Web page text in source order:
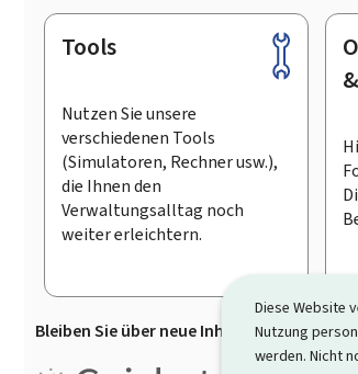
Diese Website
Nutzung
werden. Nicht
Footer
Tools
Nutzen Sie unsere
verschiedenen Tools
(Simulatoren, Rechner usw.),
die Ihnen den
Verwaltungsalltag noch
weiter erleichtern.
Bleiben Sie über neue Inhalte auf